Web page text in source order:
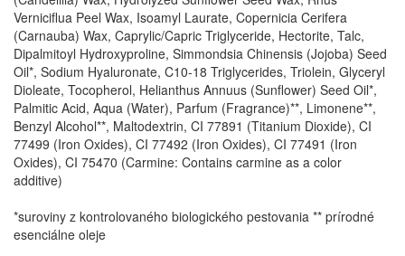
Verniciflua Peel Wax, Isoamyl Laurate, Copernicia Cerifera
(Carnauba) Wax, Caprylic/Capric Triglyceride, Hectorite, Talc,
Dipalmitoyl Hydroxyproline, Simmondsia Chinensis (Jojoba) Seed
Oil*, Sodium Hyaluronate, C10-18 Triglycerides, Triolein, Glyceryl
Dioleate, Tocopherol, Helianthus Annuus (Sunflower) Seed Oil*,
Palmitic Acid, Aqua (Water), Parfum (Fragrance)**, Limonene**,
Benzyl Alcohol**, Maltodextrin, CI 77891 (Titanium Dioxide), CI
77499 (Iron Oxides), CI 77492 (Iron Oxides), CI 77491 (Iron
Oxides), CI 75470 (Carmine: Contains carmine as a color
additive)
*suroviny z kontrolovaného biologického pestovania ** prírodné
esenciálne oleje